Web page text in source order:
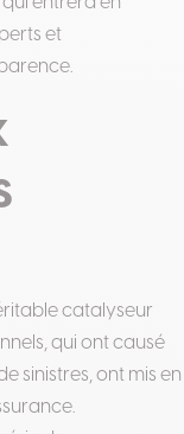
et
.
catalyseur
qui ont causé
sinistres, ont mis en